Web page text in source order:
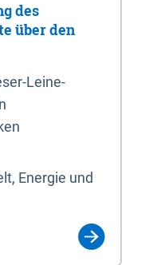
des
über den
Leine-
Energie und